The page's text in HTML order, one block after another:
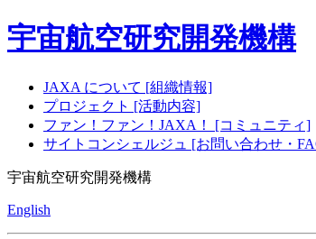
宇宙航空研究開発機構
JAXA について [組織情報]
プロジェクト [活動内容]
ファン！ファン！JAXA！ [コミュニティ]
サイトコンシェルジュ [お問い合わせ・
宇宙航空研究開発機構
English